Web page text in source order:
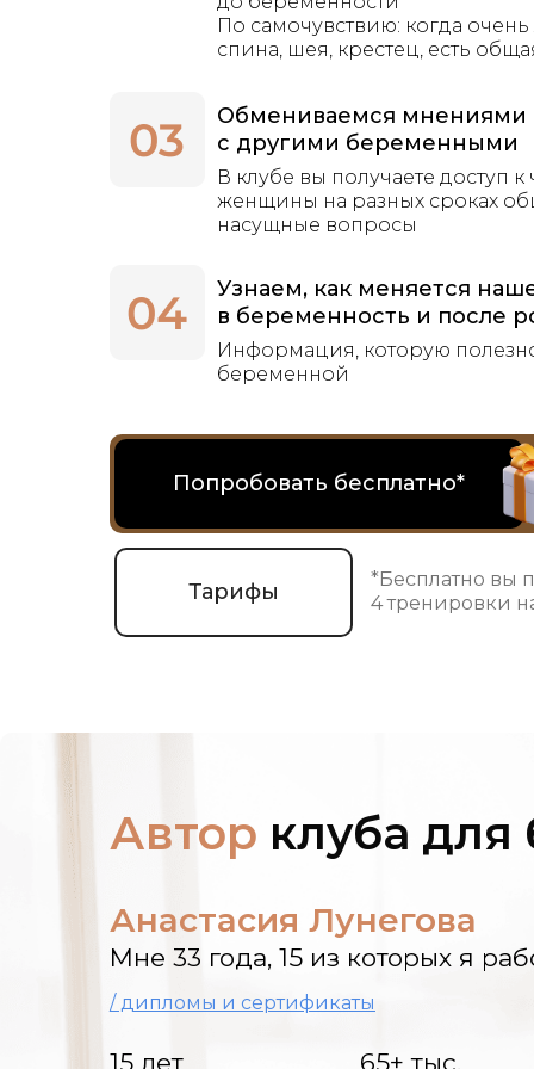
По самочувствию: когда
спина, шея, крестец, есть
Обмениваемся мнениями
с другими беременными
В клубе вы получаете доступ к
женщины на разных сроках
насущные вопросы
Узнаем, как меняется
в беременность и после
Информация, которую
беременной
Тарифы
Попробовать бесплатно*
*Бесплатно вы
4 тренировки
Автор клуба
Анастасия Лунегова
Мне 33 года, 15 из которых я
/ дипломы и сертификаты
15 лет 65+ тыс.